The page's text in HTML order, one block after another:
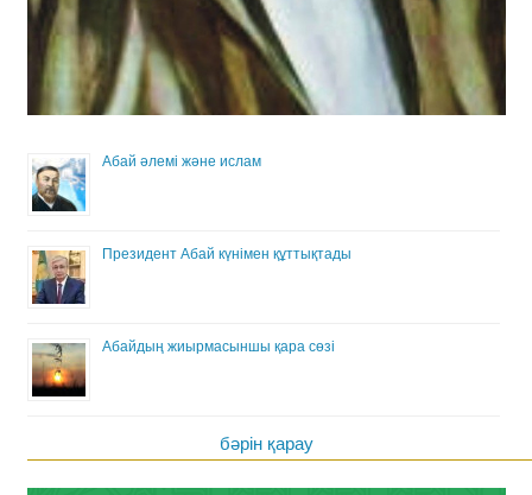
Абай әлемі және ислам
Президент Абай күнімен құттықтады
Абайдың жиырмасыншы қара сөзі
бәрін қарау